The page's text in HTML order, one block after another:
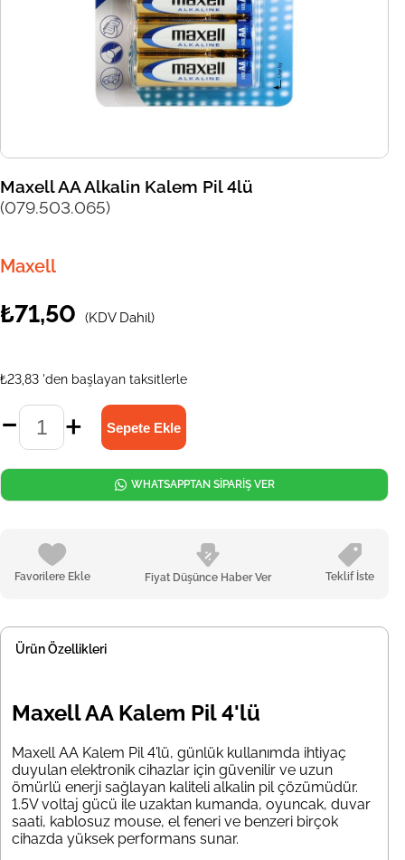
Maxell AA Alkalin Kalem Pil 4lü
(079.503.065)
Maxell
₺71,50 (KDV Dahil)
₺23,83 'den başlayan taksitlerle
Favorilere Ekle Fiyat Düşünce Haber Ver Teklif İste
WHATSAPPTAN SİPARİŞ VER
Ürün Özellikleri
Maxell AA Kalem Pil 4'lü
Maxell AA Kalem Pil 4’lü, günlük kullanımda ihtiyaç
duyulan elektronik cihazlar için güvenilir ve uzun
ömürlü enerji sağlayan kaliteli alkalin pil çözümüdür.
1.5V voltaj gücü ile uzaktan kumanda, oyuncak, duvar
saati, kablosuz mouse, el feneri ve benzeri birçok
cihazda yüksek performans sunar.